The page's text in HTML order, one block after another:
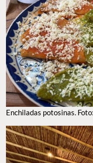
Enchiladas potosinas.